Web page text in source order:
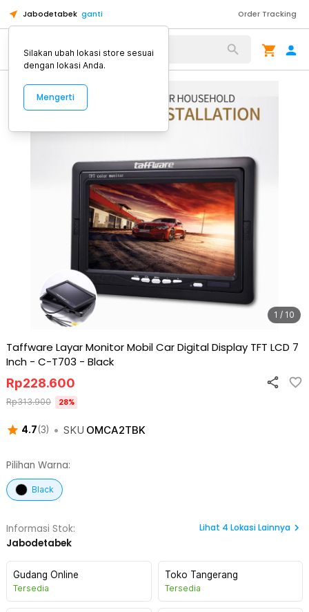
Jabodetabek ganti Order Tracking
Alat Kopi
1 / 10
Taffware Layar Monitor Mobil Car Digital Display TFT LCD 7
Inch - C-T703 - Black
4.7(3) • SKU OMCA2TBK
Rp228.600
Rp313.900 28%
Pilihan Warna:
Black
Informasi Stok:
Jabodetabek
Lihat 4 Lokasi Lainnya
Gudang Online
Tersedia
Toko Tangerang
Tersedia
Silakan ubah lokasi store sesuai
dengan lokasi Anda.
Mengerti